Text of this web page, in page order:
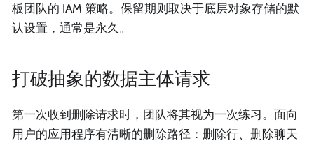
板团队的 IAM 策略。保留期则取决于底层对象存储的默
认设置，通常是永久。
打破抽象的数据主体请求
第一次收到删除请求时，团队将其视为一次练习。面向
用户的应用程序有清晰的删除路径：删除行、删除聊天